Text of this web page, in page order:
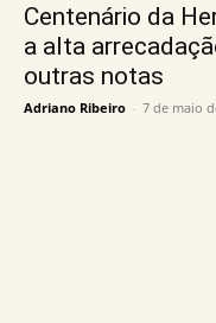
Centenário da
a alta
outras notas
Adriano Ribeiro - 7 de maio